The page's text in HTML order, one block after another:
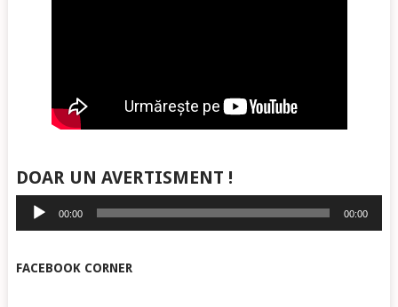
DOAR UN AVERTISMENT !
Player
audio
00:00 00:00
FACEBOOK CORNER